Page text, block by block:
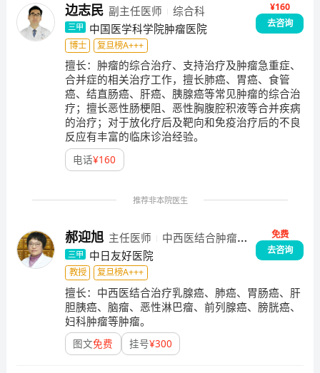
边志民 副主任医师 综合科
三甲 中国医学科学院肿瘤医院
¥160
去咨询
博士
复旦榜A+++
擅长： 肿瘤的综合治疗、支持治疗及肿瘤急重症、
合并症的相关治疗工作，擅长肺癌、胃癌、食管
癌、结直肠癌、肝癌、胰腺癌等常见肿瘤的综合治
疗；擅长恶性肠梗阻、恶性胸腹腔积液等合并疾病
的治疗；对于放化疗后及靶向和免疫治疗后的不良
反应有丰富的临床诊治经验。
电话¥160
推荐非本院医生
郝迎旭 主任医师
中西医结合肿瘤
内科
三甲 中日友好医院
免费
去咨询
教授
复旦榜A+++
擅长： 中西医结合治疗乳腺癌、肺癌、胃肠癌、肝
胆胰癌、脑瘤、恶性淋巴瘤、前列腺癌、膀胱癌、
妇科肿瘤等肿瘤。
图文免费 挂号¥300